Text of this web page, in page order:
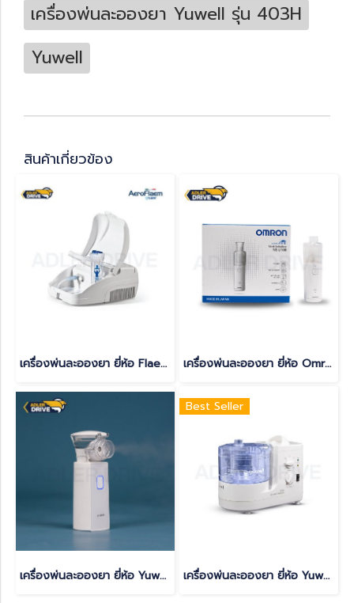
เครื่องพ่นละอองยา Yuwell รุ่น 403H
Yuwell
สินค้าเกี่ยวข้อง
เครื่องพ่นละอองยา ยี่ห้อ Flaem รุ่น Aero Flaem เครื่องพ่นละอองยา ยี่ห้อ Omron รุ่น NE-U100
เครื่องพ่นละอองยา ยี่ห้อ Yuwell รุ่น M103
Best Seller
เครื่องพ่นละอองยา ยี่ห้อ Yuwell แบบ ULTRASONIC รุ่น 402AI